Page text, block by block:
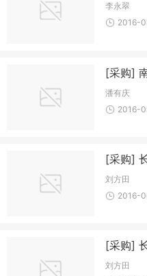
李永翠
2016-
[采购]
潘有庆
2016-
[采购]
刘方田
2016-
[采购]
刘方田